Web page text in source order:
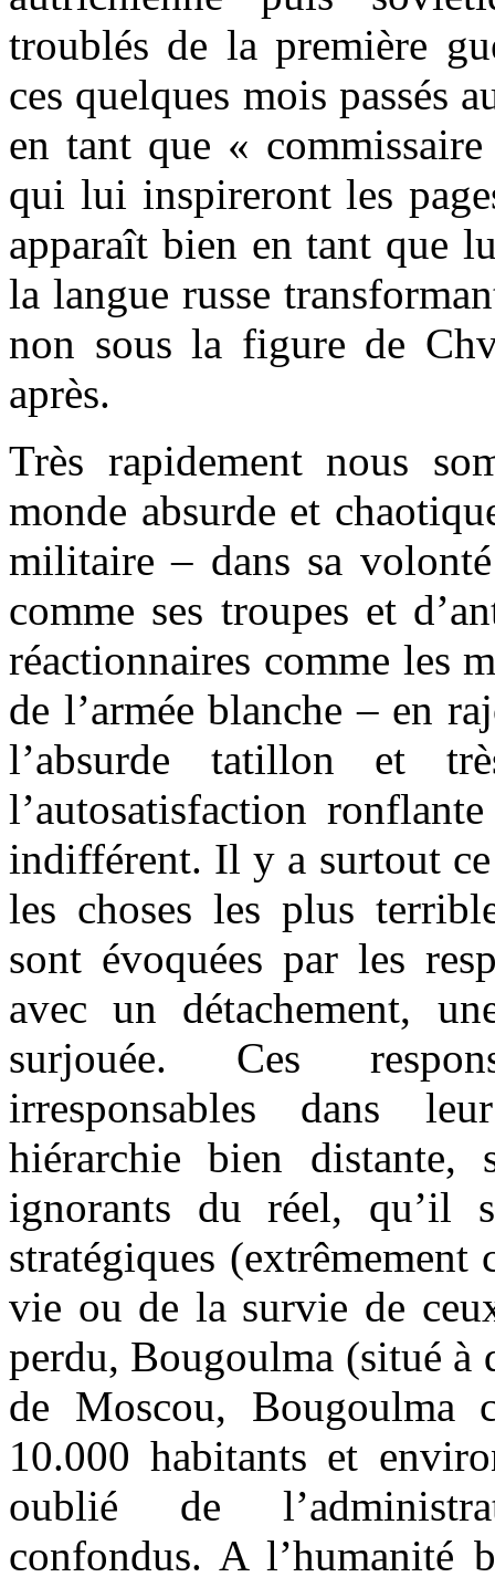
troublés de la première
ces quelques mois passés
en tant que «
qui lui inspireront les
apparaît bien en tant que
la langue russe
non sous la figure de
après.
Très rapidement nous
monde absurde et
militaire – dans sa
comme ses troupes et
réactionnaires comme les
de l’armée blanche – en
l’absurde tatillon et
l’autosatisfaction
indifférent. Il y a surtout ce
les choses les plus
sont évoquées par les
avec un détachement,
surjouée. Ces
irresponsables dans
hiérarchie bien distante,
ignorants du réel, qu’il
stratégiques
vie ou de la survie de
perdu, Bougoulma (situé à
de Moscou, Bougoulma
10.000 habitants et
oublié de
confondus. A l’humanité